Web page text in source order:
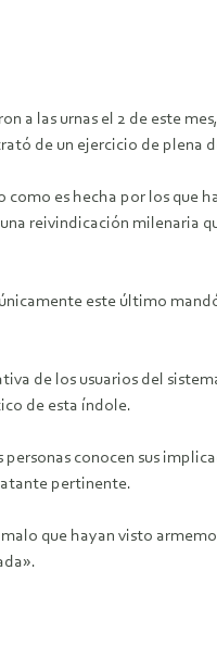
a las urnas el 2 de este
de un ejercicio de plena
es hecha por los que
reivindicación milenaria
este último
de los usuarios del
de esta índole.
conocen sus
pertinente.
que hayan visto